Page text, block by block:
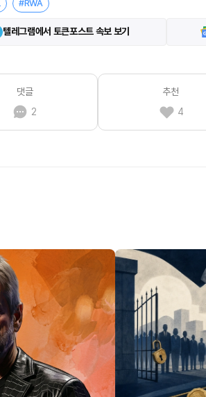
#RWA
텔레그램에서 토큰포스트 속보 보기
댓글
2
추천
4